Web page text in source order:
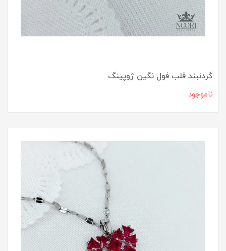
گردنبند قلب فول نگین ژوپینگ
ناموجود